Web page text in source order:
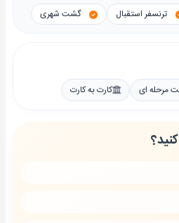
ترنسفر استقبال گشت شهری
مرحله ای کارت به کارت